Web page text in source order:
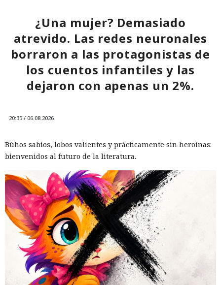
¿Una mujer? Demasiado
atrevido. Las redes neuronales
borraron a las protagonistas de
los cuentos infantiles y las
dejaron con apenas un 2%.
20:35 / 06.08.2026
Búhos sabios, lobos valientes y prácticamente sin heroínas:
bienvenidos al futuro de la literatura.